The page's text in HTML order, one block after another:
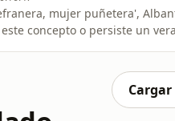
mujer puñetera',
concepto o persiste un